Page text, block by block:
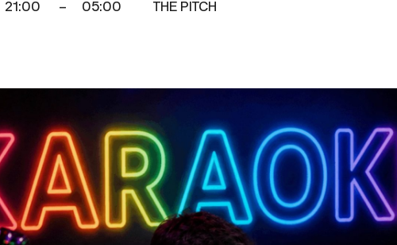
21:00 – 05:00 THE PITCH